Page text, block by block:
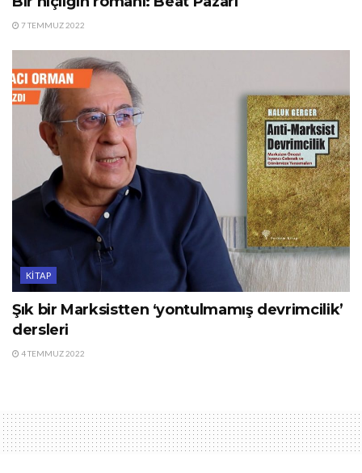
7 TEMMUZ 2022
KITAP
Şık bir Marksistten ‘yontulmamış devrimcilik’
dersleri
4 TEMMUZ 2022